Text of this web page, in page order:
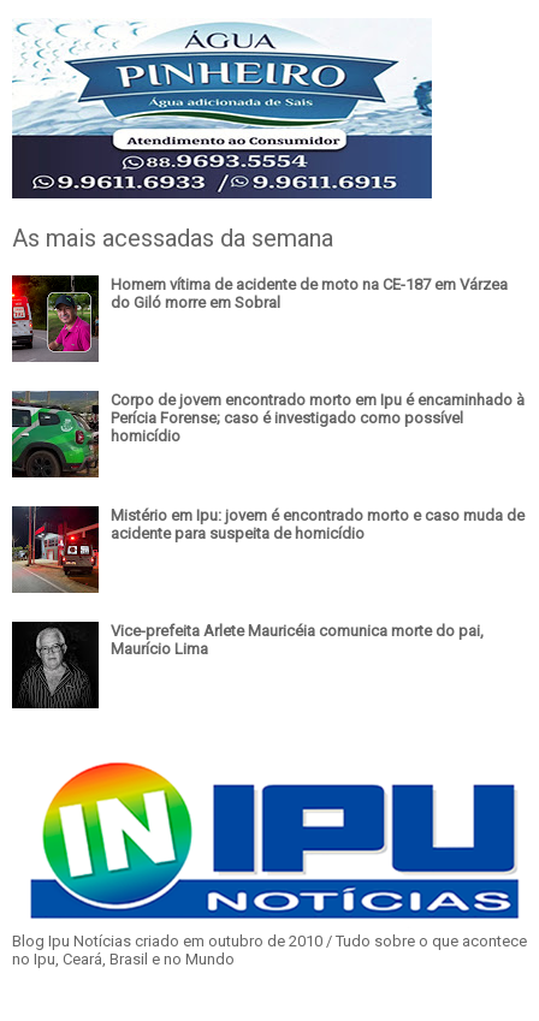
As mais acessadas da semana
Homem vítima de acidente de moto na CE-187 em Várzea
do Giló morre em Sobral
Corpo de jovem encontrado morto em Ipu é encaminhado à
Perícia Forense; caso é investigado como possível
homicídio
Mistério em Ipu: jovem é encontrado morto e caso muda de
acidente para suspeita de homicídio
Vice-prefeita Arlete Mauricéia comunica morte do pai,
Maurício Lima
Blog Ipu Notícias criado em outubro de 2010 / Tudo sobre o que acontece
no Ipu, Ceará, Brasil e no Mundo